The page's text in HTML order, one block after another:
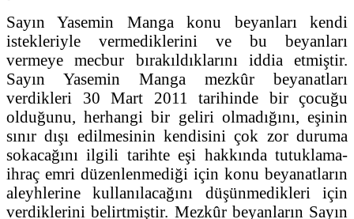
Sayın Yasemin Manga konu beyanları kendi
istekleriyle vermediklerini ve bu beyanları
vermeye mecbur bırakıldıklarını iddia etmiştir.
Sayın Yasemin Manga mezkûr beyanatları
verdikleri 30 Mart 2011 tarihinde bir çocuğu
olduğunu, herhangi bir geliri olmadığını, eşinin
sınır dışı edilmesinin kendisini çok zor duruma
sokacağını ilgili tarihte eşi hakkında tutuklama-
ihraç emri düzenlenmediği için konu beyanatların
aleyhlerine kullanılacağını düşünmedikleri için
verdiklerini belirtmiştir. Mezkûr beyanların Sayın